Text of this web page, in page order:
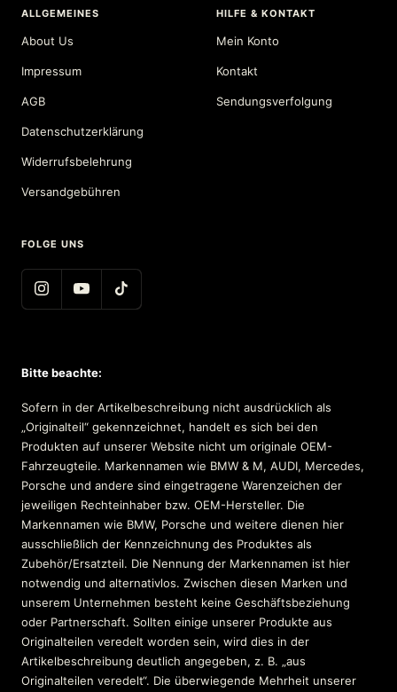
ALLGEMEINES
About Us
Impressum
AGB
Datenschutzerklärung
Widerrufsbelehrung
Versandgebühren
HILFE & KONTAKT
Mein Konto
Kontakt
Sendungsverfolgung
FOLGE UNS
Bitte beachte:
Sofern in der Artikelbeschreibung nicht ausdrücklich als
„Originalteil“ gekennzeichnet, handelt es sich bei den
Produkten auf unserer Website nicht um originale OEM-
Fahrzeugteile. Markennamen wie BMW & M, AUDI, Mercedes,
Porsche und andere sind eingetragene Warenzeichen der
jeweiligen Rechteinhaber bzw. OEM-Hersteller. Die
Markennamen wie BMW, Porsche und weitere dienen hier
ausschließlich der Kennzeichnung des Produktes als
Zubehör/Ersatzteil. Die Nennung der Markennamen ist hier
notwendig und alternativlos. Zwischen diesen Marken und
unserem Unternehmen besteht keine Geschäftsbeziehung
oder Partnerschaft. Sollten einige unserer Produkte aus
Originalteilen veredelt worden sein, wird dies in der
Artikelbeschreibung deutlich angegeben, z. B. „aus
Originalteilen veredelt“. Die überwiegende Mehrheit unserer